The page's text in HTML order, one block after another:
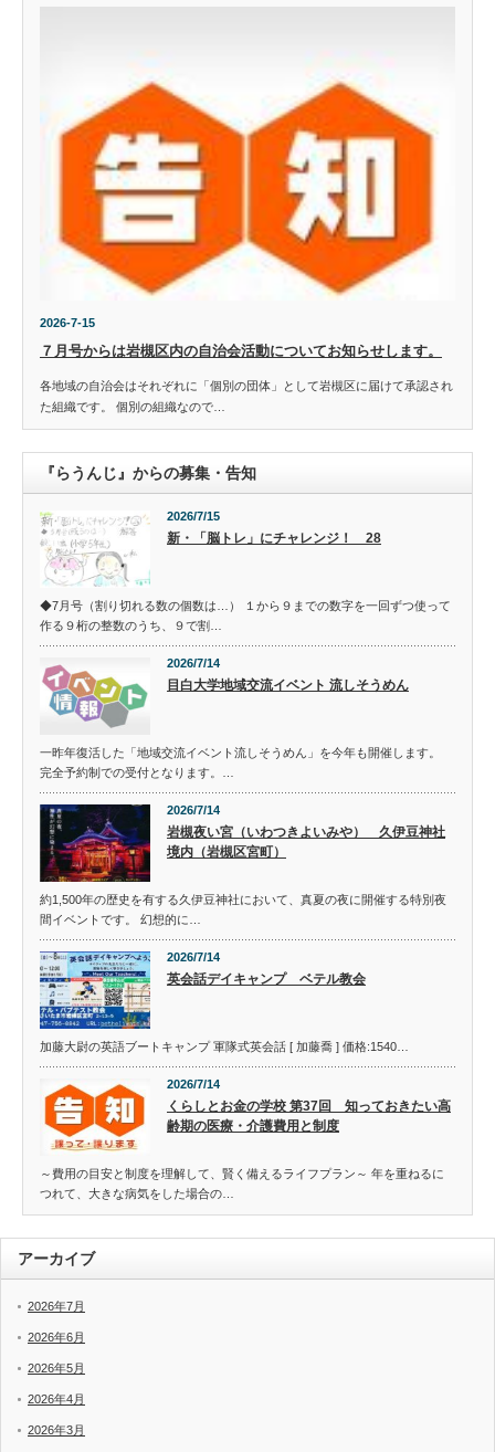
2026-7-15
７月号からは岩槻区内の自治会活動についてお知らせします。
各地域の自治会はそれぞれに「個別の団体」として岩槻区に届けて承認され
た組織です。 個別の組織なので…
『らうんじ』からの募集・告知
2026/7/15
新・「脳トレ」にチャレンジ！ 28
◆7月号（割り切れる数の個数は…） １から９までの数字を一回ずつ使って
作る９桁の整数のうち、９で割…
2026/7/14
目白大学地域交流イベント 流しそうめん
一昨年復活した「地域交流イベント流しそうめん」を今年も開催します。
完全予約制での受付となります。…
2026/7/14
岩槻夜い宮（いわつきよいみや） 久伊豆神社
境内（岩槻区宮町）
約1,500年の歴史を有する久伊豆神社において、真夏の夜に開催する特別夜
間イベントです。 幻想的に…
2026/7/14
英会話デイキャンプ ベテル教会
加藤大尉の英語ブートキャンプ 軍隊式英会話 [ 加藤喬 ] 価格:1540…
2026/7/14
くらしとお金の学校 第37回 知っておきたい高
齢期の医療・介護費用と制度
～費用の目安と制度を理解して、賢く備えるライフプラン～ 年を重ねるに
つれて、大きな病気をした場合の…
アーカイブ
2026年7月
2026年6月
2026年5月
2026年4月
2026年3月